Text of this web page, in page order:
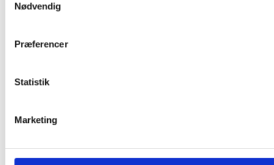
Nødvendig
Præferencer
Statistik
Marketing